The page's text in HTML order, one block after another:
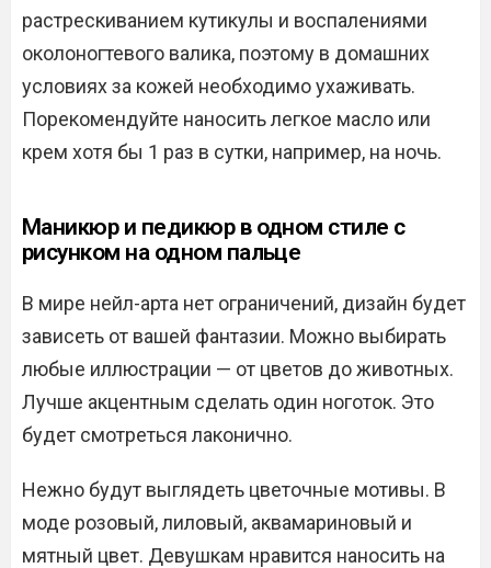
растрескиванием кутикулы и воспалениями
околоногтевого валика, поэтому в домашних
условиях за кожей необходимо ухаживать.
Порекомендуйте наносить легкое масло или
крем хотя бы 1 раз в сутки, например, на ночь.
Маникюр и педикюр в одном стиле с
рисунком на одном пальце
В мире нейл-арта нет ограничений, дизайн будет
зависеть от вашей фантазии. Можно выбирать
любые иллюстрации — от цветов до животных.
Лучше акцентным сделать один ноготок. Это
будет смотреться лаконично.
Нежно будут выглядеть цветочные мотивы. В
моде розовый, лиловый, аквамариновый и
мятный цвет. Девушкам нравится наносить на